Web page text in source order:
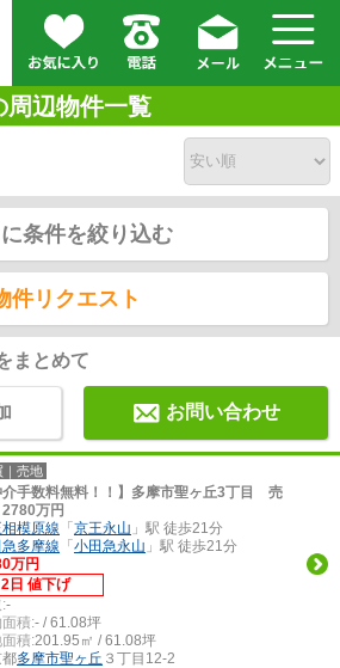
周辺物件一覧
条件を絞り込む
件リクエスト
まとめて
お問い合わせ
｜売地
介手数料無料！！】多摩市聖ヶ丘3丁目 売
万円
模原線 「京王永山 」駅 徒歩21分
多摩線 「小田急永山 」駅 徒歩21分
万円
日 値下げ
-
積:- / 61.08坪
積:201.95㎡ / 61.08坪
多摩市聖ヶ丘 ３丁目12-2